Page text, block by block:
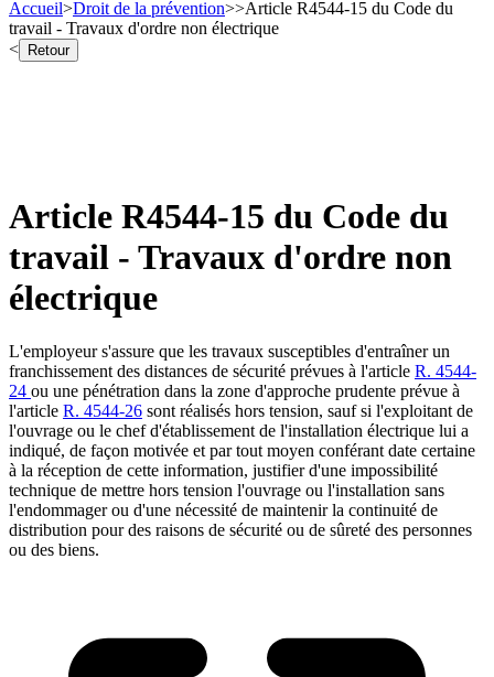
Accueil>Droit de la prévention>>Article R4544-15 du Code du
travail - Travaux d'ordre non électrique
<
Retour
Article R4544-15 du Code du
travail - Travaux d'ordre non
électrique
L'employeur s'assure que les travaux susceptibles d'entraîner un
franchissement des distances de sécurité prévues à l'article R. 4544-
24 ou une pénétration dans la zone d'approche prudente prévue à
l'article R. 4544-26 sont réalisés hors tension, sauf si l'exploitant de
l'ouvrage ou le chef d'établissement de l'installation électrique lui a
indiqué, de façon motivée et par tout moyen conférant date certaine
à la réception de cette information, justifier d'une impossibilité
technique de mettre hors tension l'ouvrage ou l'installation sans
l'endommager ou d'une nécessité de maintenir la continuité de
distribution pour des raisons de sécurité ou de sûreté des personnes
ou des biens.